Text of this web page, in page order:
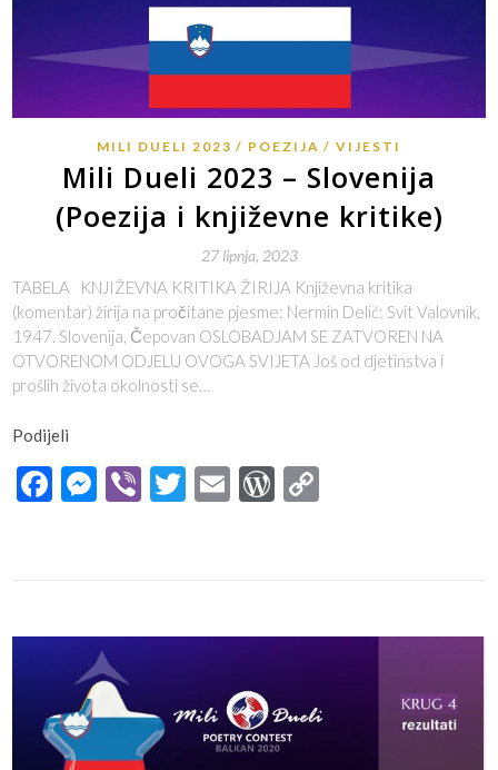
MILI DUELI 2023 POEZIJA VIJESTI
Mili Dueli 2023 – Slovenija
(Poezija i književne kritike)
27 lipnja, 2023
TABELA KNJIŽEVNA KRITIKA ŽIRIJA Književna kritika
(komentar) žirija na pročitane pjesme: Nermin Delić: Svit Valovnik,
1947. Slovenija, Čepovan OSLOBADJAM SE ZATVOREN NA
OTVORENOM ODJELU OVOGA SVIJETA Još od djetinstva i
prošlih života okolnosti se…
Podijeli
Facebook
Messenger
ViberTwitter
EmailWordPress